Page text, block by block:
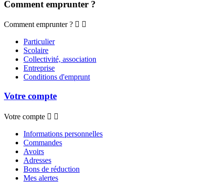
Comment emprunter ?
Comment emprunter ?  
Particulier
Scolaire
Collectivité, association
Entreprise
Conditions d'emprunt
Votre compte
Votre compte  
Informations personnelles
Commandes
Avoirs
Adresses
Bons de réduction
Mes alertes